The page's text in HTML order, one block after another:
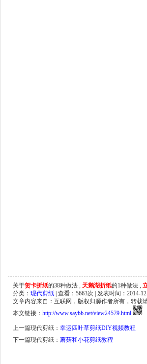
关于贺卡折纸的38种做法 , 天鹅湖折纸的1种做法 ,
分类： 现代剪纸| 查看： 5663次 | 发表时间：2014-
文章内容来自：互联网，版权归源作者所有，转载
本文链接： http://www.saybb.net/view24579.html
上一篇现代剪纸： 幸运四叶草剪纸DIY视频教程
下一篇现代剪纸： 蘑菇和小花剪纸教程